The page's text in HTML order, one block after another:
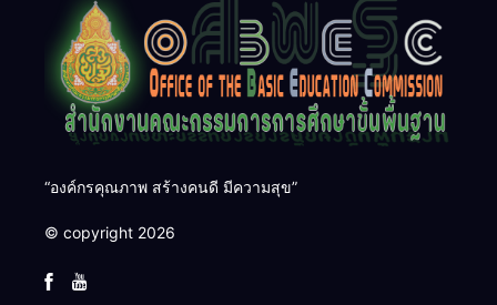
“องค์กรคุณภาพ สร้างคนดี มีความสุข”
© copyright 2026